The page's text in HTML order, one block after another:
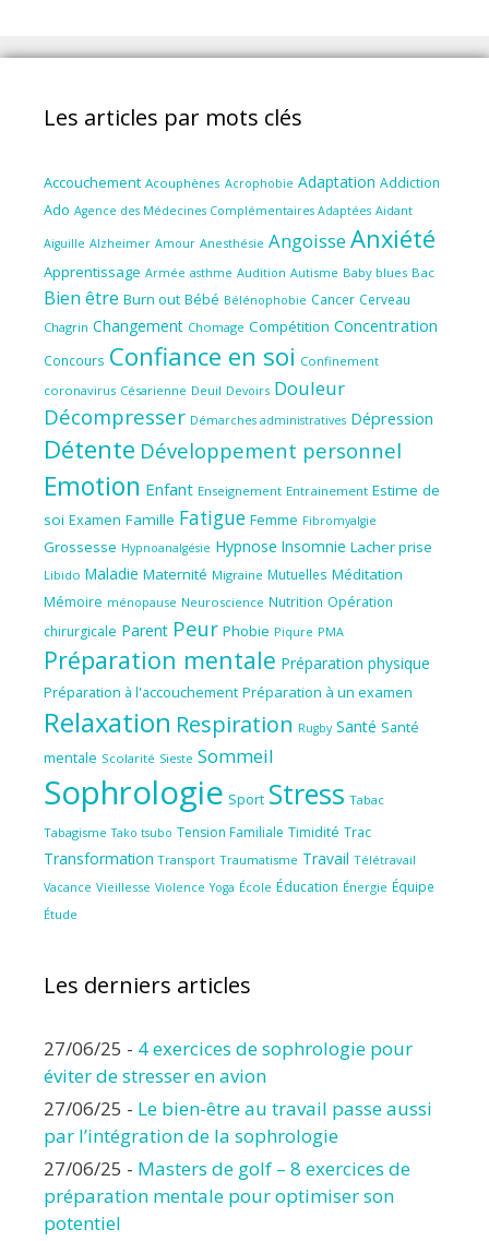
Les articles par mots clés
Accouchement Acouphènes Acrophobie Adaptation Addiction
Ado Agence des Médecines Complémentaires Adaptées Aidant
Aiguille Alzheimer Amour Anesthésie Angoisse Anxiété
Apprentissage Armée asthme Audition Autisme Baby blues Bac
Bien être Burn out Bébé Bélénophobie Cancer Cerveau
Chagrin Changement Chomage Compétition Concentration
Concours Confiance en soi Confinement
coronavirus Césarienne Deuil Devoirs Douleur
Décompresser Démarches administratives Dépression
Détente Développement personnel
Emotion Enfant Enseignement Entrainement Estime de
soi Examen Famille Fatigue Femme Fibromyalgie
Grossesse Hypnoanalgésie Hypnose Insomnie Lacher prise
Libido Maladie Maternité Migraine Mutuelles Méditation
Mémoire ménopause Neuroscience Nutrition Opération
chirurgicale Parent Peur Phobie Piqure PMA
Préparation mentale Préparation physique
Préparation à l'accouchement Préparation à un examen
Relaxation Respiration Rugby Santé Santé
mentale Scolarité Sieste Sommeil
Sophrologie Sport Stress Tabac
Tabagisme Tako tsubo Tension Familiale Timidité Trac
Transformation Transport Traumatisme Travail Télétravail
Vacance Vieillesse Violence Yoga École Éducation Énergie Équipe
Étude
Les derniers articles
27/06/25 - 4 exercices de sophrologie pour
éviter de stresser en avion
27/06/25 - Le bien-être au travail passe aussi
par l’intégration de la sophrologie
27/06/25 - Masters de golf – 8 exercices de
préparation mentale pour optimiser son
potentiel